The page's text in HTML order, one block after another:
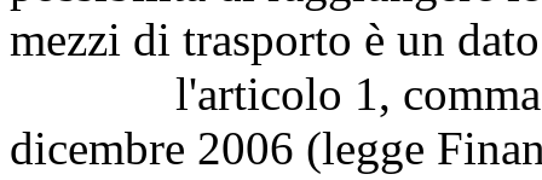
mezzi di trasporto è un
l'articolo 1, comma
dicembre 2006 (legge